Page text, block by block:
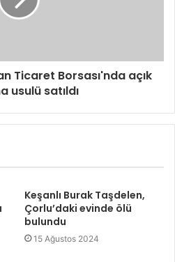
Ticaret Borsası'nda açık
usulü satıldı
Keşanlı Burak Taşdelen,
Çorlu’daki evinde ölü
bulundu
15 Ağustos 2024